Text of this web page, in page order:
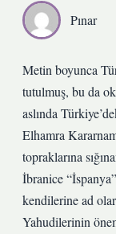
Pınar
Metin boyunca
tutulmuş, bu da
aslında
Elhamra
topraklarına
İbranice
kendilerine ad
Yahudilerinin